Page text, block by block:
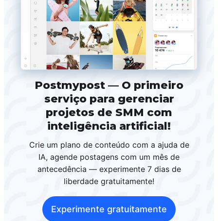
Postmypost — O primeiro
serviço para gerenciar
projetos de SMM com
inteligência artificial!
Crie um plano de conteúdo com a ajuda de
IA, agende postagens com um mês de
antecedência — experimente 7 dias de
liberdade gratuitamente!
Experimente gratuitamente